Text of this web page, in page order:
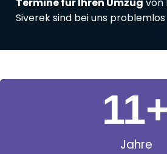
Termine für Ihren Umzug von
Siverek sind bei uns
Jahre
11